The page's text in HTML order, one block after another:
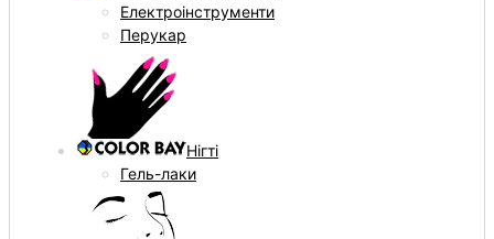
Електроінструменти
Перукар
Нігті
Гель-лаки